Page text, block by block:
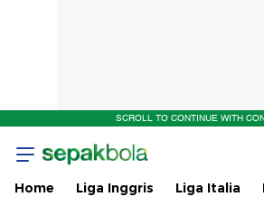
SCROLL TO CONTINUE WITH
Home Liga Inggris Liga Italia